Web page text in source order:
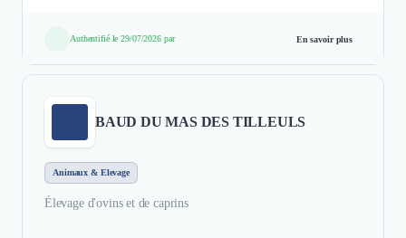
Authentifié le 29/07/2026 par En savoir plus
BAUD DU MAS DES TILLEULS
Animaux & Elevage
Élevage d'ovins et de caprins